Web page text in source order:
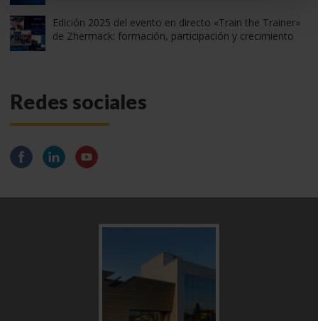
Edición 2025 del evento en directo «Train the Trainer»
de Zhermack: formación, participación y crecimiento
Redes sociales